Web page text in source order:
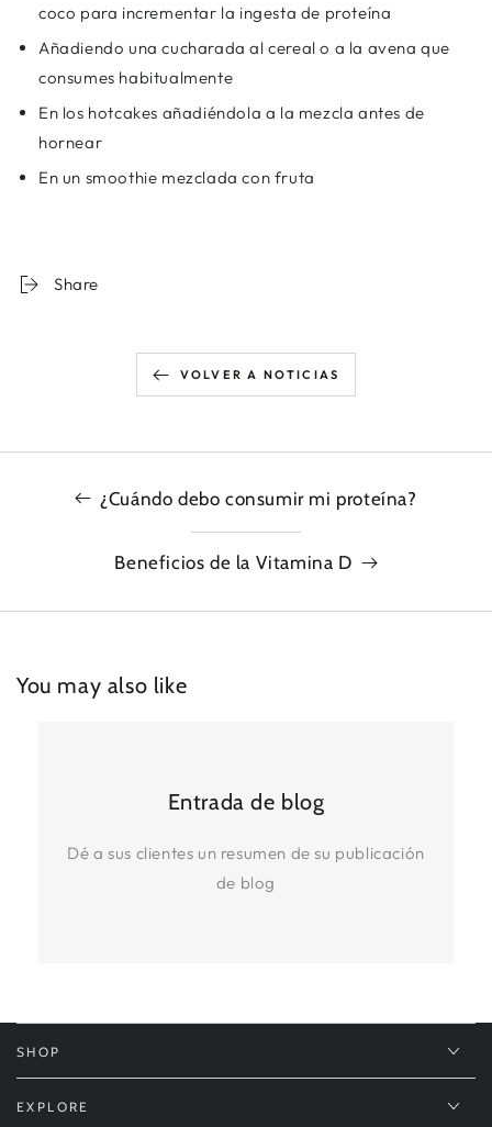
coco para incrementar la ingesta de proteína
Añadiendo una cucharada al cereal o a la avena que
consumes habitualmente
En los hotcakes añadiéndola a la mezcla antes de
hornear
En un smoothie mezclada con fruta
Share
VOLVER A NOTICIAS
¿Cuándo debo consumir mi proteína?
Beneficios de la Vitamina D
You may also like
Entrada de blog
Dé a sus clientes un resumen de su publicación
de blog
SHOP
EXPLORE